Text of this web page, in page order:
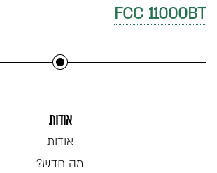
FCC 11000BT
אודות
אודות
מה חדש?